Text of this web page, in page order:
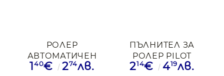
РОЛЕР
АВТОМАТИЧЕН
PILOT
1 40€ 274лв.
ПЪЛНИТЕЛ ЗА
РОЛЕР PILOT
FRIXION
214€ 419лв.